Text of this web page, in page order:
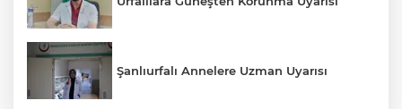
Şanlıurfalı Annelere Uzman Uyarısı